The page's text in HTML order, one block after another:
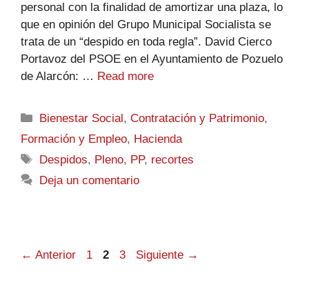
personal con la finalidad de amortizar una plaza, lo
que en opinión del Grupo Municipal Socialista se
trata de un “despido en toda regla”. David Cierco
Portavoz del PSOE en el Ayuntamiento de Pozuelo
de Alarcón: … Read more
Bienestar Social ,Contratación y Patrimonio,
Formación y Empleo, Hacienda
Despidos, Pleno, PP, recortes
Deja un comentario
← Anterior 1 2 3 Siguiente →